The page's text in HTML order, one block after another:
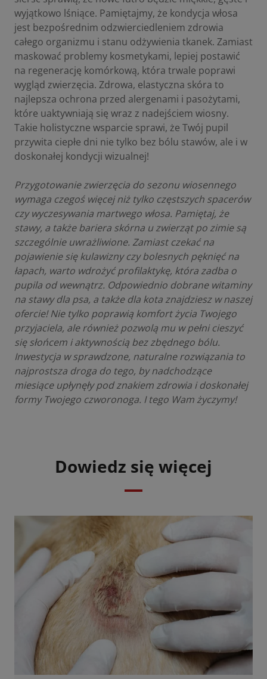
wyjątkowo lśniące. Pamiętajmy, że kondycja włosa
jest bezpośrednim odzwierciedleniem zdrowia
całego organizmu i stanu odżywienia tkanek. Zamiast
maskować problemy kosmetykami, lepiej postawić
na regenerację komórkową, która trwale poprawi
wygląd zwierzęcia. Zdrowa, elastyczna skóra to
najlepsza ochrona przed alergenami i pasożytami,
które uaktywniają się wraz z nadejściem wiosny.
Takie holistyczne wsparcie sprawi, że Twój pupil
przywita ciepłe dni nie tylko bez bólu stawów, ale i w
doskonałej kondycji wizualnej!
Przygotowanie zwierzęcia do sezonu wiosennego
wymaga czegoś więcej niż tylko częstszych spacerów
czy wyczesywania martwego włosa. Pamiętaj, że
stawy, a także bariera skórna u zwierząt po zimie są
szczególnie uwrażliwione. Zamiast czekać na
pojawienie się kulawizny czy bolesnych pęknięć na
łapach, warto wdrożyć profilaktykę, która zadba o
pupila od wewnątrz. Odpowiednio dobrane witaminy
na stawy dla psa, a także dla kota znajdziesz wnaszej
ofercie! Nie tylko poprawią komfort życia Twojego
przyjaciela, ale również pozwolą mu w pełni cieszyć
się słońcem i aktywnością bez zbędnego bólu.
Inwestycja w sprawdzone, naturalne rozwiązania to
najprostsza droga do tego, by nadchodzące
miesiące upłynęły pod znakiem zdrowia i doskonałej
formy Twojego czworonoga. I tego Wam życzymy!
Dowiedz się więcej